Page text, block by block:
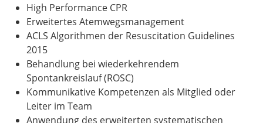
High Performance CPR
Erweitertes Atemwegsmanagement
ACLS Algorithmen der Resuscitation Guidelines
2015
Behandlung bei wiederkehrendem
Spontankreislauf (ROSC)
Kommunikative Kompetenzen als Mitglied oder
Leiter im Team
Anwendung des erweiterten systematischen